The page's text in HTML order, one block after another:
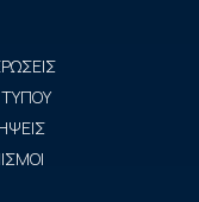
ΤΥΠΟΥ